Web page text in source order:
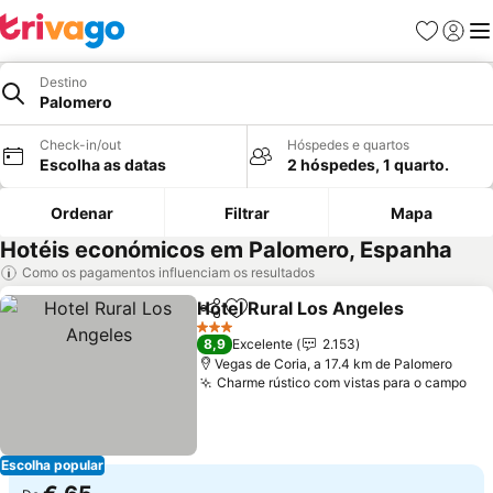
Favoritos
Iniciar
Destino
Palomero
Check-in/out
Escolha as datas
Hóspedes e quartos
2 hóspedes, 1 quarto.
Ordenar Filtrar Mapa
Hotéis económicos em Palomero, Espanha
Como os pagamentos influenciam os resultados
Escolha popular
PartilharAdicionar aos favoritos
Hotel Rural Los Angeles
3 Estrelas
8,9 Excelente
2.153
Vegas de Coria, a 17.4 km de Palomero
Charme rústico com vistas para o campo